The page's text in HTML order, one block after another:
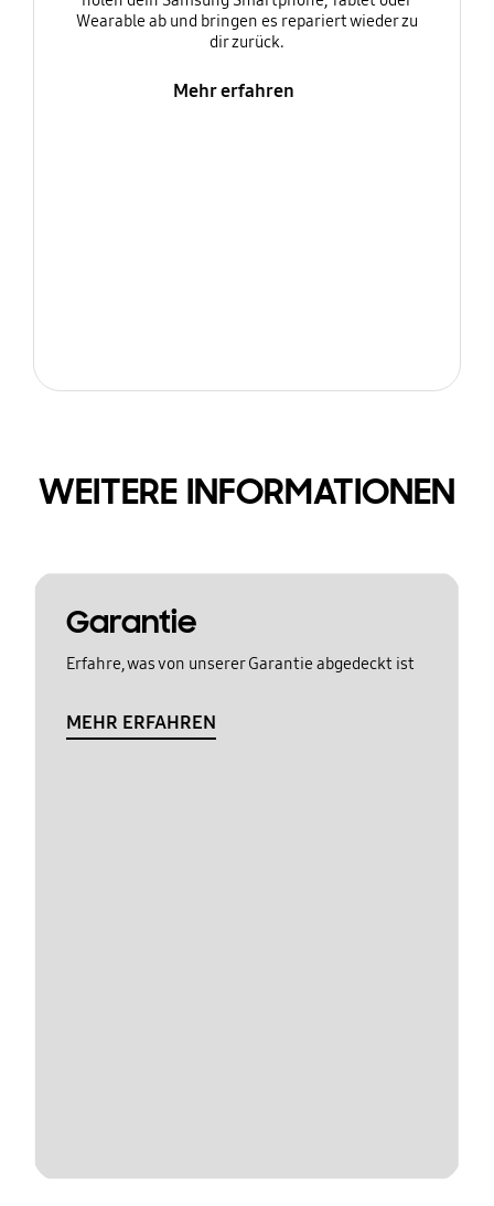
Wearable ab und bringen es repariert wieder zu
dir zurück.
Mehr erfahren
WEITERE INFORMATIONEN
Garantie
Erfahre, was von unserer Garantie abgedeckt ist
MEHR ERFAHREN